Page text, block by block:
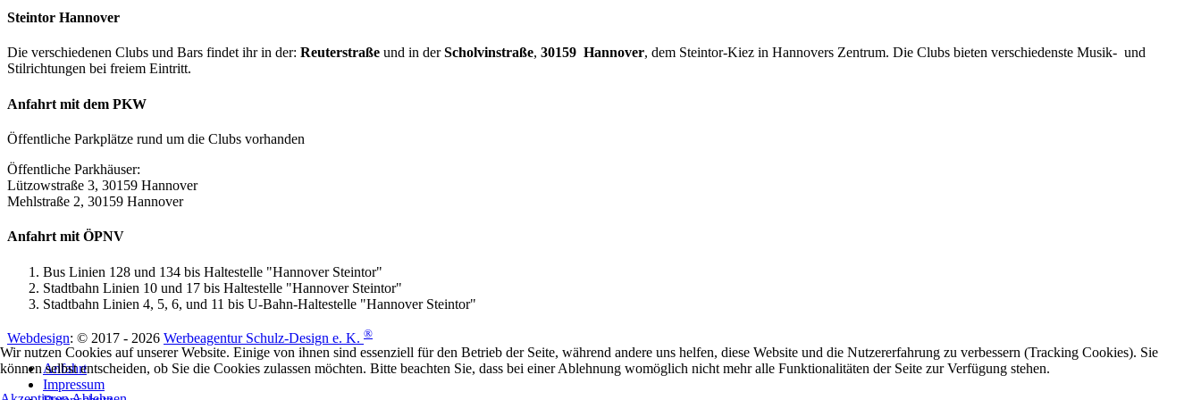
Steintor Hannover
Die verschiedenen Clubs und Bars findet ihr in der: Reuterstraße und in derScholvinstraße, 30159 Hannover, dem Steintor-Kiez in Hannovers Zentrum. Die Clubs bieten verschiedenste Musik- und
Stilrichtungen bei freiem Eintritt.
Anfahrt mit dem PKW
Öffentliche Parkplätze rund um die Clubs vorhanden
Öffentliche Parkhäuser:
Lützowstraße 3, 30159 Hannover
Mehlstraße 2, 30159 Hannover
Anfahrt mit ÖPNV
Bus Linien 128 und 134 bis Haltestelle "Hannover Steintor"
Stadtbahn Linien 10 und 17 bis Haltestelle "Hannover Steintor"
Stadtbahn Linien 4, 5, 6, und 11 bis U-Bahn-Haltestelle "Hannover Steintor"
Webdesign: © 2017 - 2026 Werbeagentur Schulz-Design e. K. ®
Anfahrt
Impressum
Wir nutzen Cookies auf unserer Website. Einige von ihnen sind essenziell für den Betrieb der Seite, während andere uns helfen, diese Website und die Nutzererfahrung zu verbessern (Tracking Cookies). Sie
können selbst entscheiden, ob Sie die Cookies zulassen möchten. Bitte beachten Sie, dass bei einer Ablehnung womöglich nicht mehr alle Funktionalitäten der Seite zur Verfügung stehen.